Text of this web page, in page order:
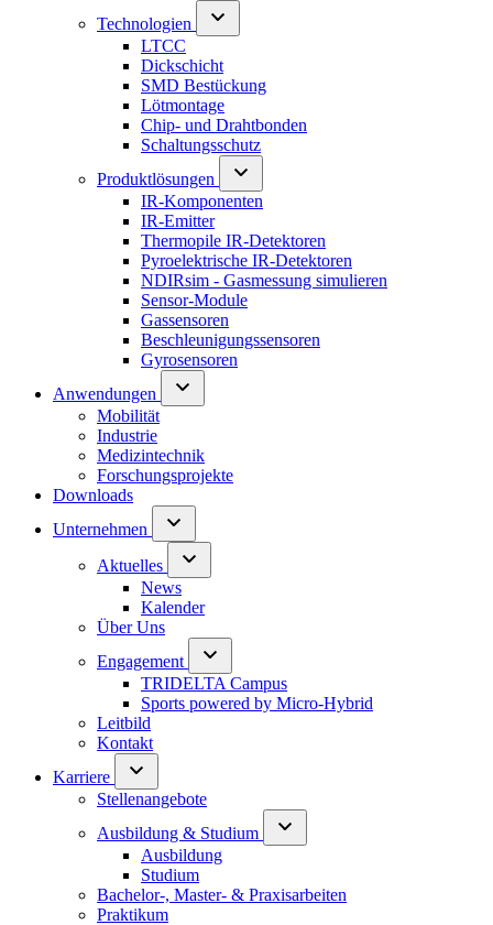
Technologien
LTCC
Dickschicht
SMD Bestückung
Lötmontage
Chip- und Drahtbonden
Schaltungsschutz
Produktlösungen
IR-Komponenten
IR-Emitter
Thermopile IR-Detektoren
Pyroelektrische IR-Detektoren
NDIRsim - Gasmessung simulieren
Sensor-Module
Gassensoren
Beschleunigungssensoren
Gyrosensoren
Anwendungen
Mobilität
Industrie
Medizintechnik
Forschungsprojekte
Downloads
Unternehmen
Aktuelles
News
Kalender
Über Uns
Engagement
TRIDELTA Campus
Sports powered by Micro-Hybrid
Leitbild
Kontakt
Karriere
Stellenangebote
Ausbildung & Studium
Ausbildung
Studium
Bachelor-, Master- & Praxisarbeiten
Praktikum